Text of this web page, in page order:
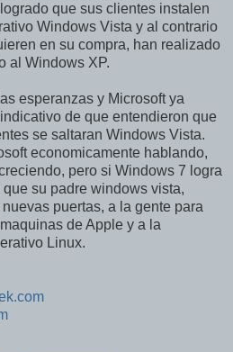
que sus clientes instalen
Windows Vista y al contrario
en su compra, han realizado
al Windows XP.
esperanzas y Microsoft ya
de que entendieron que
se saltaran Windows Vista.
economicamente hablando,
pero si Windows 7 logra
su padre windows vista,
puertas, a la gente para
de Apple y a la
Linux.